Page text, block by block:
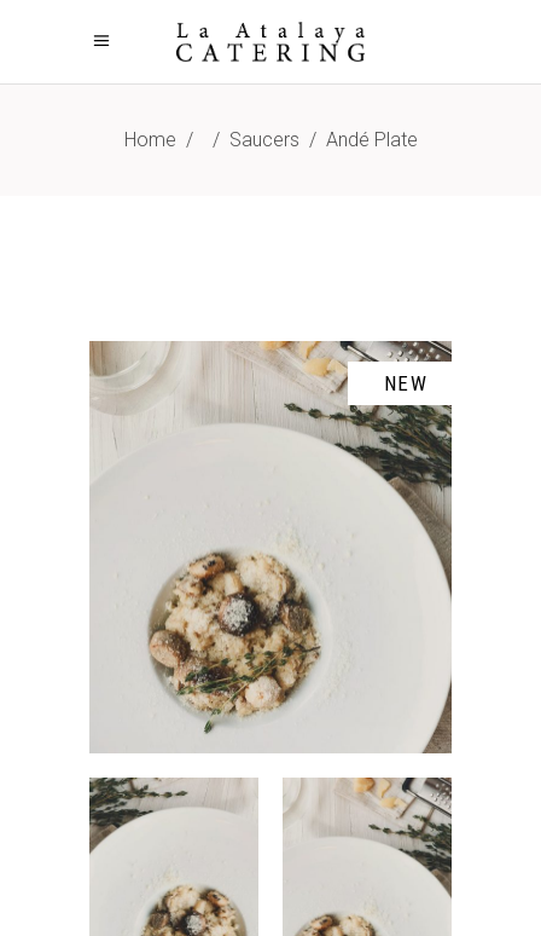
Home / / Saucers / Andé Plate
NEW